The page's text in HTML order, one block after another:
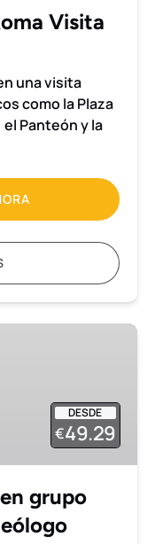
Visita
una visita
como la Plaza
el Panteón y la
DESDE
€49.29
grupo